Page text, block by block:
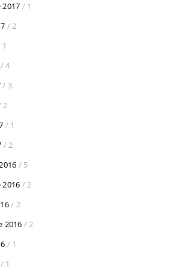
/ 1
/ 2
/ 4
/ 3
2
/ 1
/ 2
/ 5
/ 2
/ 2
2016 / 2
/ 1
/ 1